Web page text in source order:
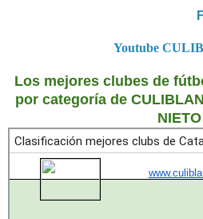
Youtube
Los mejores clubes de
por categoría de
NIETO